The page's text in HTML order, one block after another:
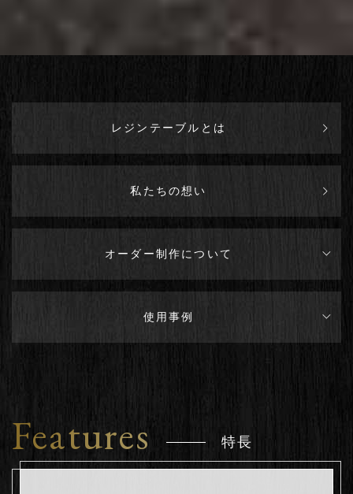
レジンテーブルとは
私たちの想い
オーダー制作について
使用事例
Features 特長